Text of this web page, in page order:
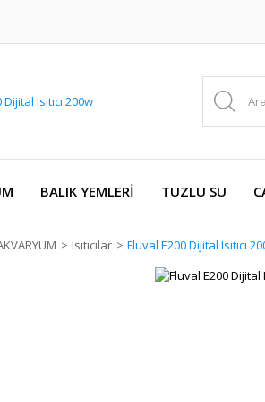
BALIK YEMLERİ TUZLU SU
Isıtıcılar Fluval E200 Dijital Isıtıcı